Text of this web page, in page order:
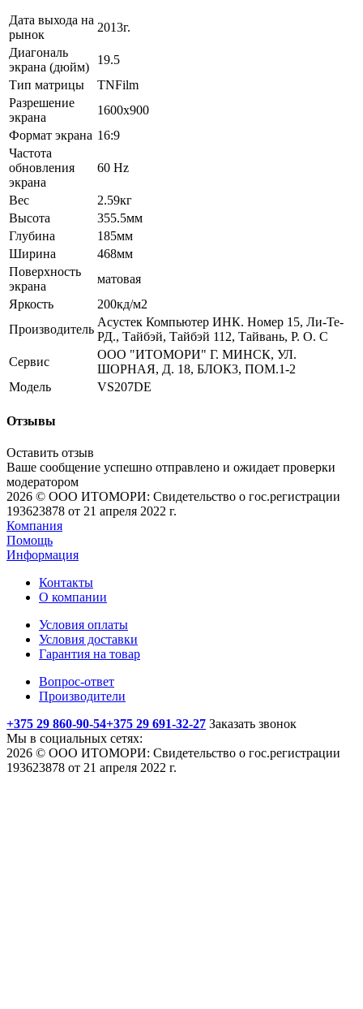
Дата выхода на
рынок
2013г.
Диагональ
экрана (дюйм)
19.5
Тип матрицы
TNFilm
Разрешение
экрана
1600x900
Формат экрана 16:9
Частота
обновления
экрана
60 Hz
Вес
2.59кг
Высота
355.5мм
Глубина
185мм
Ширина
468мм
Поверхность
экрана
матовая
Яркость
200кд/м2
Производитель
Асустек Компьютер ИНК. Номер 15, Ли-Те-
РД., Тайбэй, Тайбэй 112, Тайвань, Р. О. С
Сервис
ООО "ИТОМОРИ" Г. МИНСК, УЛ.
ШОРНАЯ, Д. 18, БЛОК3, ПОМ.1-2
Модель
VS207DE
Отзывы
Оставить отзыв
Ваше сообщение успешно отправлено и ожидает проверки
модератором
2026 © ООО ИТОМОРИ: Свидетельство о гос.регистрации
193623878 от 21 апреля 2022 г.
Компания
Помощь
Информация
Контакты
О компании
Условия оплаты
Условия доставки
Гарантия на товар
Вопрос-ответ
Производители
+375 29 860-90-54+375 29 691-32-27 Заказать звонок
Мы в социальных сетях:
2026 © ООО ИТОМОРИ: Свидетельство о гос.регистрации
193623878 от 21 апреля 2022 г.